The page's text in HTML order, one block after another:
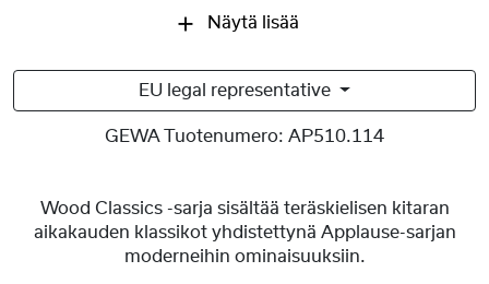
Näytä lisää
EU legal representative
GEWA Tuotenumero: AP510.114
Wood Classics -sarja sisältää teräskielisen kitaran
aikakauden klassikot yhdistettynä Applause-sarjan
moderneihin ominaisuuksiin.